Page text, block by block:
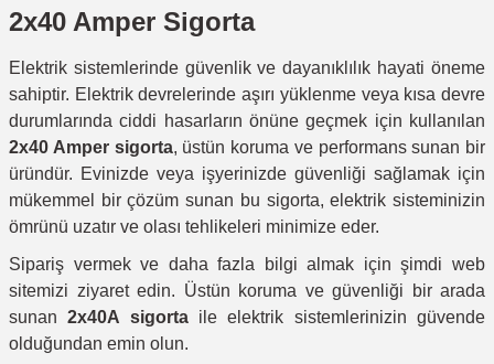
2x40 Amper Sigorta
Elektrik sistemlerinde güvenlik ve dayanıklılık hayati öneme
sahiptir. Elektrik devrelerinde aşırı yüklenme veya kısa devre
durumlarında ciddi hasarların önüne geçmek için kullanılan
2x40 Amper sigorta, üstün koruma ve performans sunan bir
üründür. Evinizde veya işyerinizde güvenliği sağlamak için
mükemmel bir çözüm sunan bu sigorta, elektrik sisteminizin
ömrünü uzatır ve olası tehlikeleri minimize eder.
Sipariş vermek ve daha fazla bilgi almak için şimdi web
sitemizi ziyaret edin. Üstün koruma ve güvenliği bir arada
sunan2x40A sigortaile elektrik sistemlerinizin güvende
olduğundan emin olun.